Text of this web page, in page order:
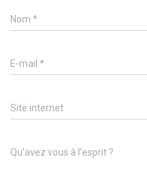
Nom *
E-mail *
Site internet
Qu’avez vous à l’esprit ?